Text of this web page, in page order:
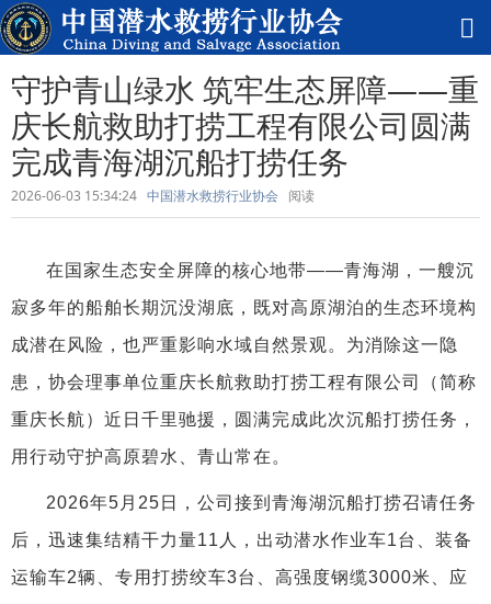
守护青山绿水 筑牢生态屏障——重
庆长航救助打捞工程有限公司圆满
完成青海湖沉船打捞任务
2026-06-03 15:34:24 中国潜水救捞行业协会 阅读
在国家生态安全屏障的核心地带——青海湖，一艘沉
寂多年的船舶长期沉没湖底，既对高原湖泊的生态环境构
成潜在风险，也严重影响水域自然景观。为消除这一隐
患，协会理事单位重庆长航救助打捞工程有限公司（简称
重庆长航）近日千里驰援，圆满完成此次沉船打捞任务，
用行动守护高原碧水、青山常在。
2026年5月25日，公司接到青海湖沉船打捞召请任务
后，迅速集结精干力量11人，出动潜水作业车1台、装备
运输车2辆、专用打捞绞车3台、高强度钢缆3000米、应